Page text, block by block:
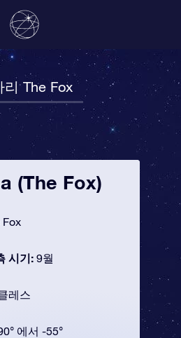
리 The Fox
(The Fox)
Fox
시기: 9월
레스
에서 -55°